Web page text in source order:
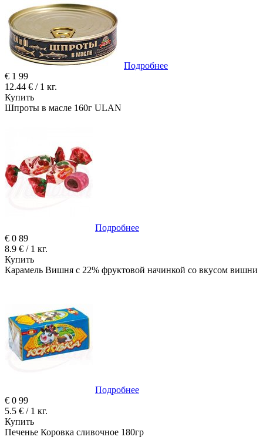
Подробнее
€ 1 99
12.44 € / 1 кг.
Купить
Шпроты в масле 160г ULAN
Подробнее
€ 0 89
8.9 € / 1 кг.
Купить
Карамель Вишня с 22% фруктовой начинкой со вкусом вишни
Подробнее
€ 0 99
5.5 € / 1 кг.
Купить
Печенье Коровка сливочное 180гр